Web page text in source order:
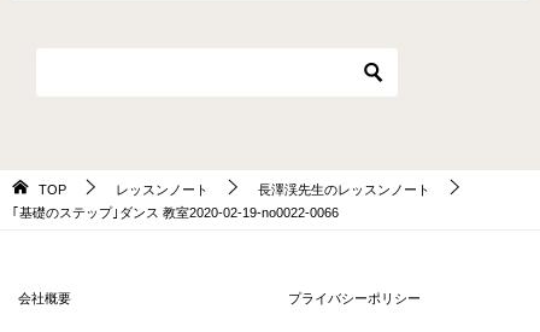
TOP レッスンノート
長澤渓先生のレッスンノート
｢基礎のステップ｣ダンス 教室2020-02-19-no0022-0066
会社概要 プライバシーポリシー